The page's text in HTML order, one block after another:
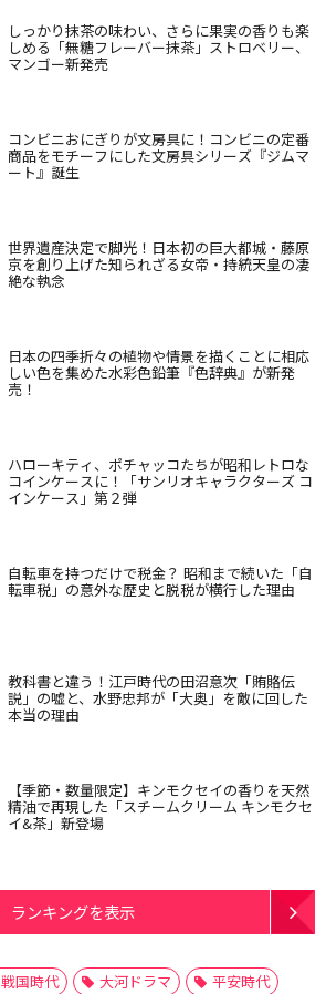
しっかり抹茶の味わい、さらに果実の香りも楽
しめる「無糖フレーバー抹茶」ストロベリー、
マンゴー新発売
コンビニおにぎりが文房具に！コンビニの定番
商品をモチーフにした文房具シリーズ『ジムマ
ート』誕生
世界遺産決定で脚光！日本初の巨大都城・藤原
京を創り上げた知られざる女帝・持統天皇の凄
絶な執念
日本の四季折々の植物や情景を描くことに相応
しい色を集めた水彩色鉛筆『色辞典』が新発
売！
ハローキティ、ポチャッコたちが昭和レトロな
コインケースに！「サンリオキャラクターズ コ
インケース」第２弾
自転車を持つだけで税金？ 昭和まで続いた「自
転車税」の意外な歴史と脱税が横行した理由
教科書と違う！江戸時代の田沼意次「賄賂伝
説」の嘘と、水野忠邦が「大奥」を敵に回した
本当の理由
【季節・数量限定】キンモクセイの香りを天然
精油で再現した「スチームクリーム キンモクセ
イ&茶」新登場
ランキングを表示
戦国時代 大河ドラマ
平安時代